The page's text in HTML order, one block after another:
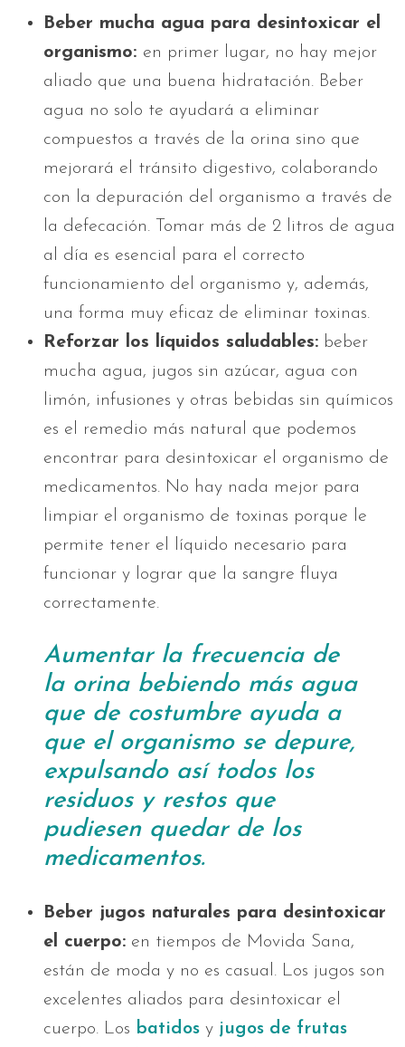
Beber mucha agua para desintoxicar el
organismo: en primer lugar, no hay mejor
aliado que una buena hidratación. Beber
agua no solo te ayudará a eliminar
compuestos a través de la orina sino que
mejorará el tránsito digestivo, colaborando
con la depuración del organismo a través de
la defecación. Tomar más de 2 litros de agua
al día es esencial para el correcto
funcionamiento del organismo y, además,
una forma muy eficaz de eliminar toxinas.
Reforzar los líquidos saludables: beber
mucha agua, jugos sin azúcar, agua con
limón, infusiones y otras bebidas sin químicos
es el remedio más natural que podemos
encontrar para desintoxicar el organismo de
medicamentos. No hay nada mejor para
limpiar el organismo de toxinas porque le
permite tener el líquido necesario para
funcionar y lograr que la sangre fluya
correctamente.
Aumentar la frecuencia de
la orina bebiendo más agua
que de costumbre ayuda a
que el organismo se depure,
expulsando así todos los
residuos y restos que
pudiesen quedar de los
medicamentos.
Beber jugos naturales para desintoxicar
el cuerpo: en tiempos de Movida Sana,
están de moda y no es casual. Los jugos son
excelentes aliados para desintoxicar el
cuerpo. Los batidos y jugos de frutas